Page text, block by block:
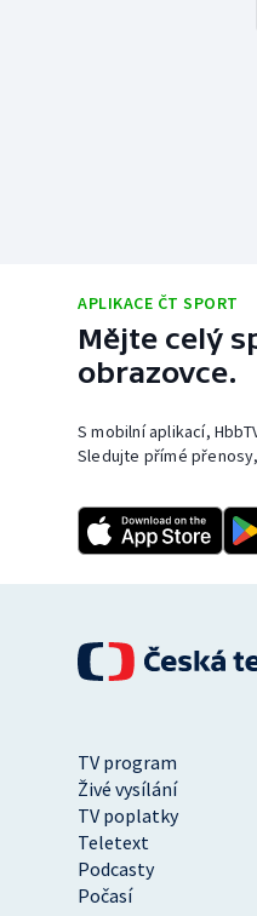
APLIKACE ČT SPORT
Mějte celý
obrazovce.
S mobilní aplikací,
Sledujte přímé
TV program
Živé vysílání
TV poplatky
Teletext
Podcasty
Počasí